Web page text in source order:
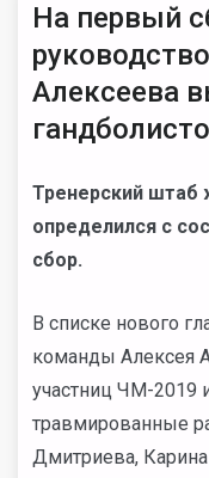
На первый
Алексеева
Тренерский штаб
определился с
сбор.
В списке нового
команды Алексея
участниц ЧМ-2019
травмированные
Дмитриева,